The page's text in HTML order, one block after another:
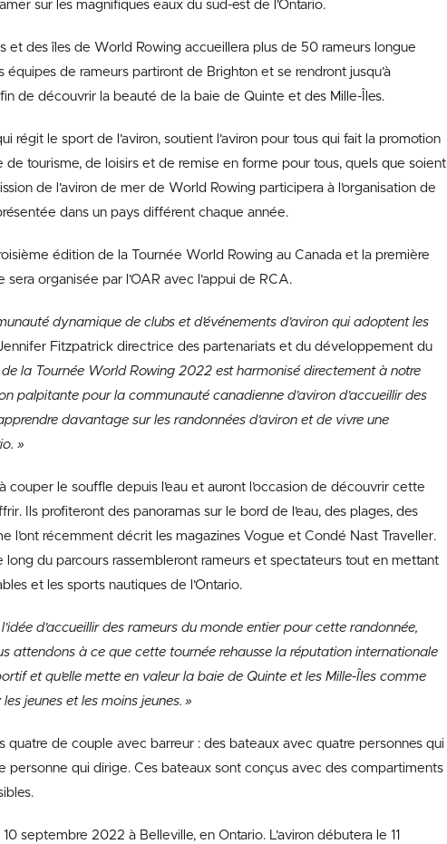
sur les magnifiques eaux du sud-est de l’Ontario.
et des îles de World Rowing accueillera plus de 50 rameurs longue
équipes de rameurs partiront de Brighton et se rendront jusqu’à
de découvrir la beauté de la baie de Quinte et des Mille-Îles.
régit le sport de l’aviron, soutient l’aviron pour tous qui fait la promotion
de tourisme, de loisirs et de remise en forme pour tous, quels que soient
de l’aviron de mer de World Rowing participera à l’organisation de
dans un pays différent chaque année.
édition de la Tournée World Rowing au Canada et la première
sera organisée par l’OAR avec l’appui de RCA.
dynamique de clubs et d’événements d’aviron qui adoptent les
Fitzpatrick directrice des partenariats et du développement du
de la Tournée World Rowing 2022 est harmonisé directement à notre
palpitante pour la communauté canadienne d’aviron d’accueillir des
davantage sur les randonnées d’aviron et de vivre une
»
couper le souffle depuis l’eau et auront l’occasion de découvrir cette
Ils profiteront des panoramas sur le bord de l’eau, des plages, des
l’ont récemment décrit les magazines Vogue et Condé Nast Traveller.
long du parcours rassembleront rameurs et spectateurs tout en mettant
et les sports nautiques de l’Ontario.
d’accueillir des rameurs du monde entier pour cette randonnée,
attendons à ce que cette tournée rehausse la réputation internationale
et qu’elle mette en valeur la baie de Quinte et les Mille-Îles comme
jeunes et les moins jeunes. »
quatre de couple avec barreur : des bateaux avec quatre personnes qui
personne qui dirige. Ces bateaux sont conçus avec des compartiments
septembre 2022 à Belleville, en Ontario. L’aviron débutera le 11